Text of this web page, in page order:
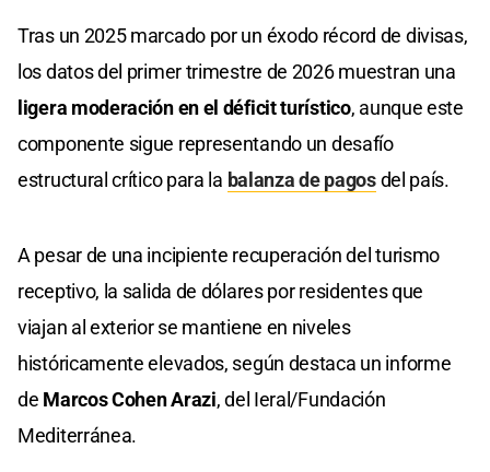
Tras un 2025 marcado por un éxodo récord de divisas,
los datos del primer trimestre de 2026 muestran una
ligera moderación en el déficit turístico, aunque este
componente sigue representando un desafío
estructural crítico para la balanza de pagosdel país.
A pesar de una incipiente recuperación del turismo
receptivo, la salida de dólares por residentes que
viajan al exterior se mantiene en niveles
históricamente elevados, según destaca un informe
de Marcos Cohen Arazi, del Ieral/Fundación
Mediterránea.